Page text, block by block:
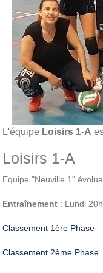
L'équipe Loisirs 1-A
Loisirs 1-A
Equipe "Neuville 1"
Entraînement : Lundi
Classement 1ère Phase
Classement 2ème Phase